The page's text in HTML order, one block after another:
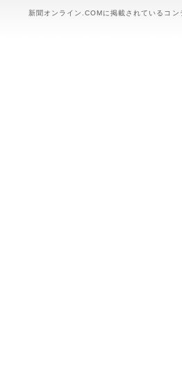
新聞オンライン.COMに掲載されているコ